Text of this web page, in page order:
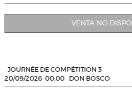
VENTA NO
· JOURNÉE DE COMPÉTITION 3
20/09/2026· 00:00 · DON BOSCO